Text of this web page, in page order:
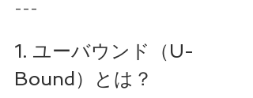
---
1. ユーバウンド（U-
Bound）とは？